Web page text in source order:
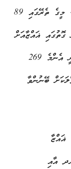
ސަބަބުން މިހާތަނަށް 154 މީހުން މަރުވެފައިވެއެވެ. މީގެ ތެރޭގައި 89
ޣައްޒާއަށް
އެހީ ދިނުމަށް ހަތަރު ދުވަހުގެ ތެރޭގައި ވަދެފައިވަނީ އެންމެ 269
ބޭނުންވާ
ޣައްޒާ
އާއި